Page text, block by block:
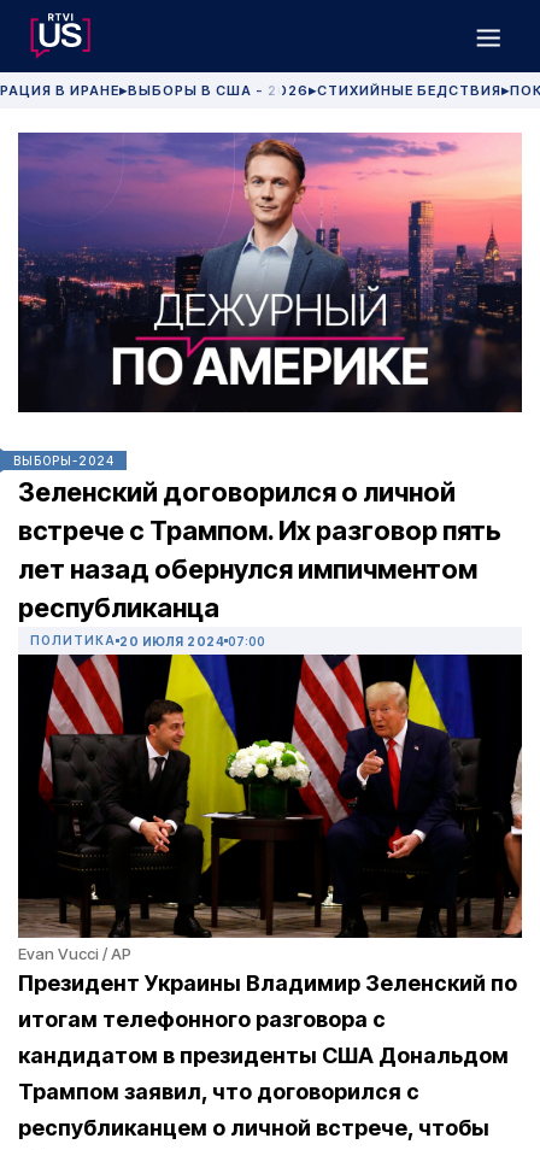
В ИРАНЕ▶ВЫБОРЫ В США - 2026 ▶СТИХИЙНЫЕ БЕДСТВИЯ▶
ВЫБОРЫ-2024
Зеленский договорился о личной
встрече с Трампом. Их разговор пять
лет назад обернулся импичментом
республиканца
ПОЛИТИКА 20 ИЮЛЯ 2024 07:00
Evan Vucci / АР
Президент Украины Владимир Зеленский по
итогам телефонного разговора с
кандидатом в президенты США Дональдом
Трампом заявил, что договорился с
республиканцем о личной встрече, чтобы